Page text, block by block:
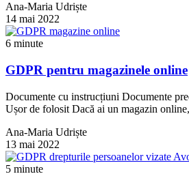
Ana-Maria Udriște
14 mai 2022
6 minute
GDPR pentru magazinele online
Documente cu instrucțiuni Documente
Ușor de folosit Dacă ai un magazin
Ana-Maria Udriște
13 mai 2022
5 minute